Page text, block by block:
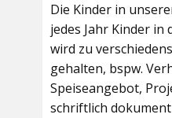
Die Kinder in
jedes Jahr Kinder
wird zu
gehalten, bspw.
Speiseangebot,
schriftlich